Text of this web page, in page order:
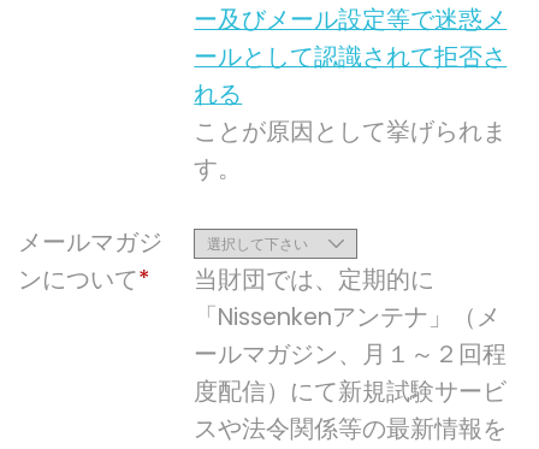
ー及びメール設定等で迷惑メ
ールとして認識されて拒否さ
れる
ことが原因として挙げられま
す。
メールマガジ
ンについて
当財団では、定期的に
「Nissenkenアンテナ」（メ
ールマガジン、月１～２回程
度配信）にて新規試験サービ
スや法令関係等の最新情報を